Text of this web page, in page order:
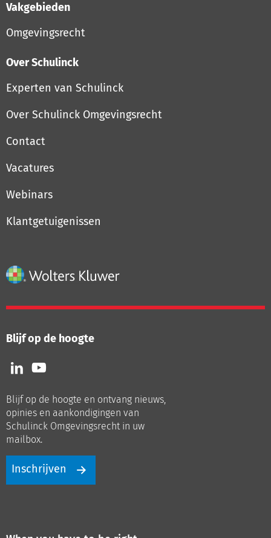
Vakgebieden
Omgevingsrecht
Over Schulinck
Experten van Schulinck
Over Schulinck Omgevingsrecht
Contact
Vacatures
Webinars
Klantgetuigenissen
Blijf op de hoogte
Volg
ons
LinkedIn
Volg
ons
Youtube
Blijf op de hoogte en ontvang nieuws,
opinies en aankondigingen van
Schulinck Omgevingsrecht in uw
mailbox.
Inschrijven